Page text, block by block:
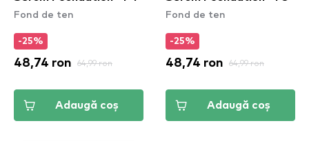
Fond de ten
-25%
48,74 ron 64,99 ron
Adaugă coș
Fond de ten
-25%
48,74 ron 64,99 ron
Adaugă coș